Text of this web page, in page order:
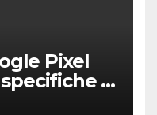
Pixel
e